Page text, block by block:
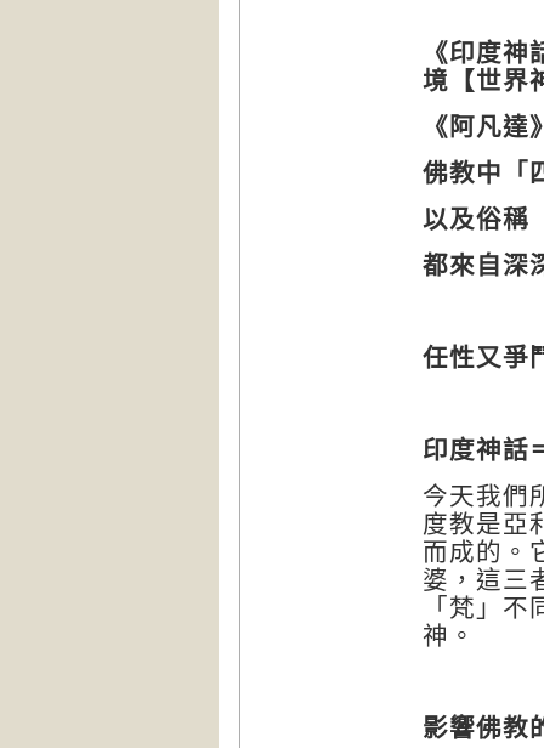
《印度
境【世界
《阿凡
佛教中「
以及俗稱
都來自深
任性又爭
印度神話
今天我們
度教是亞
而成的。
婆，這三
「梵」
神。
影響佛教